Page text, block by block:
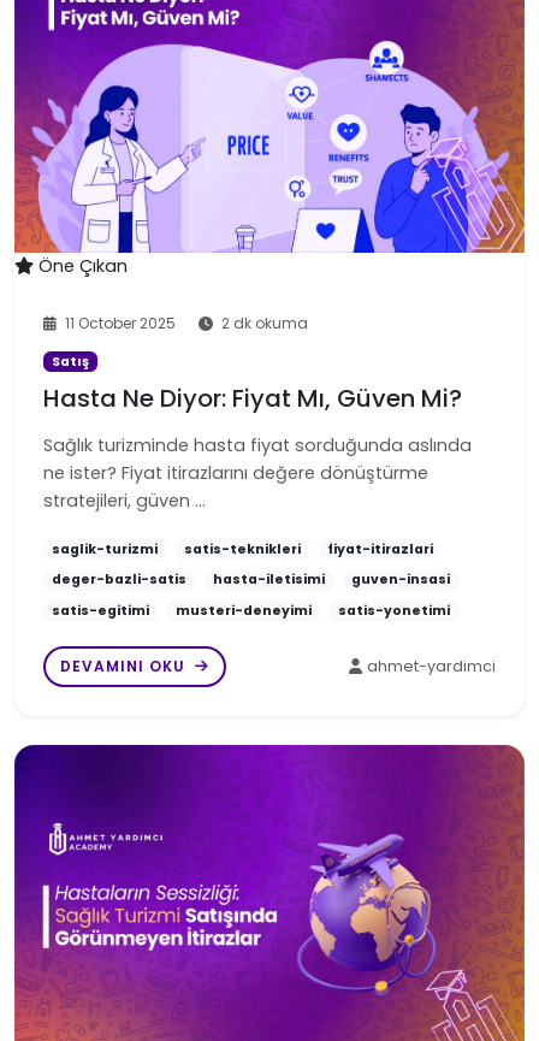
Öne Çıkan
11 October 2025 2 dk okuma
Satış
Hasta Ne Diyor: Fiyat Mı, Güven Mi?
Sağlık turizminde hasta fiyat sorduğunda aslında
ne ister? Fiyat itirazlarını değere dönüştürme
stratejileri, güven …
saglik-turizmi satis-teknikleri
fiyat-itirazlari
deger-bazli-satis
hasta-iletisimi
guven-insasi
satis-egitimi
musteri-deneyimi satis-yonetimi
DEVAMINI OKU ahmet-yardimci